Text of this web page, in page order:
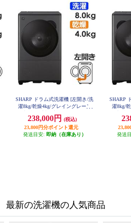
SHARP ドラム式洗濯機 [左開き/洗
濯8kg/乾燥4kg/グレイングレー］
238,000円
(税込)
23,800円分ポイント還元
発送目安: 即納（在庫あり）
SHARP
濯8kg/
発送
最新の洗濯機の人気商品